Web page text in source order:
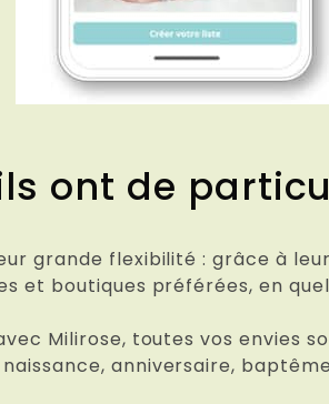
ont de
grande flexibilité : grâce à
et boutiques préférées, en
Milirose, toutes vos envies
anniversaire,